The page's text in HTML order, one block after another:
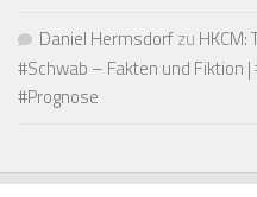
Daniel Hermsdorfzu
#Schwab – Fakten und Fiktion
#Prognose